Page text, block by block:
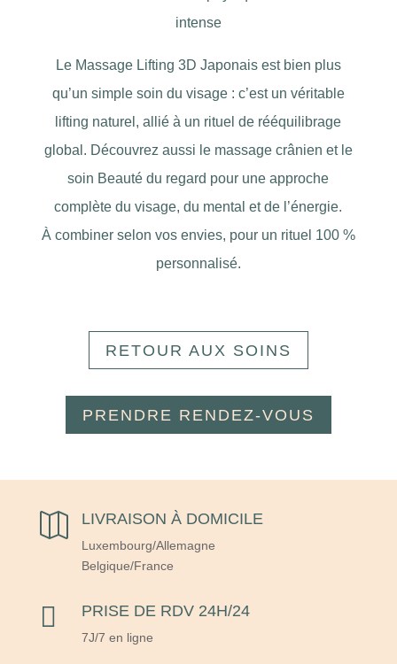
intense
Le Massage Lifting 3D Japonais est bien plus
qu’un simple soin du visage : c’est un véritable
lifting naturel, allié à un rituel de rééquilibrage
global. Découvrez aussi le massage crânien et le
soin Beauté du regard pour une approche
complète du visage, du mental et de l’énergie.
À combiner selon vos envies, pour un rituel 100 %
personnalisé.
RETOUR AUX SOINS
PRENDRE RENDEZ-VOUS
 LIVRAISON À DOMICILE
Luxembourg/Allemagne
Belgique/France
 PRISE DE RDV 24H/24
7J/7 en ligne